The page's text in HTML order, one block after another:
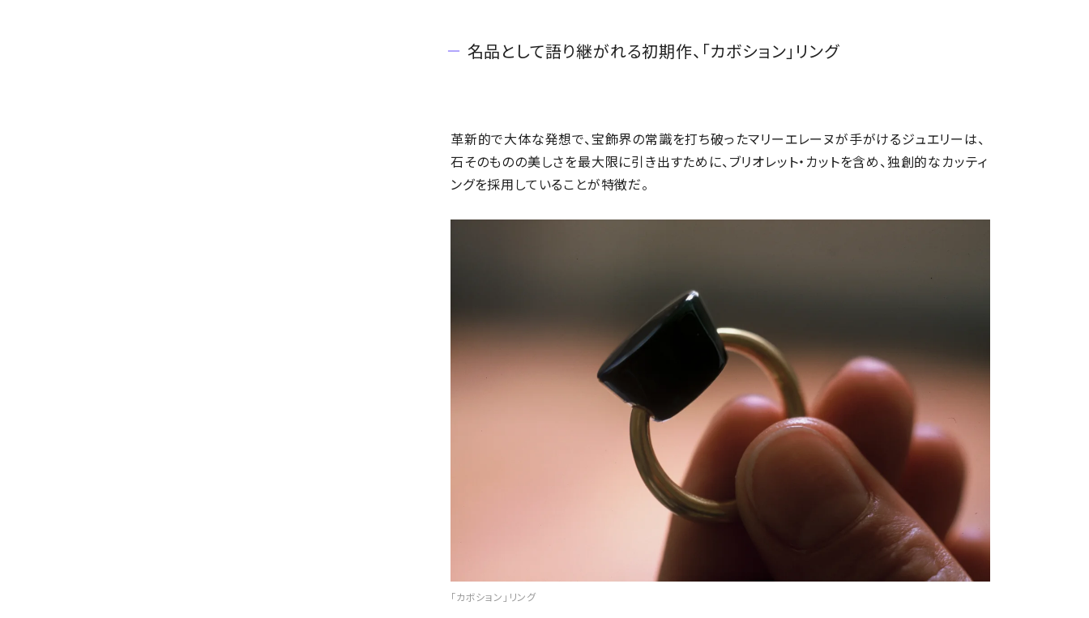
名品として語り継がれる初期作、「カボション」リング
革新的で大体な発想で、宝飾界の常識を打ち破ったマリーエレーヌが手がけるジュエリーは、
石そのものの美しさを最大限に引き出すために、ブリオレット・カットを含め、独創的なカッティ
ングを採用していることが特徴だ。
「カボション」リング